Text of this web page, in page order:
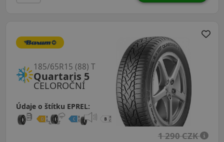
CELOROČNÍ
Quartaris 5
185/65R15 (88) T
Údaje o štítku EPREL:
1 290 CZK